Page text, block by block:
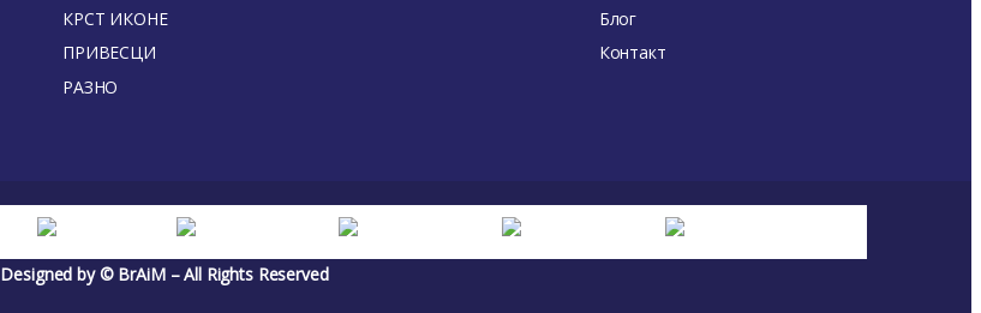
КРСТ ИКОНЕ
ПРИВЕСЦИ
РАЗНО
Блог
Контакт
Designed by © BrAiM – All Rights Reserved